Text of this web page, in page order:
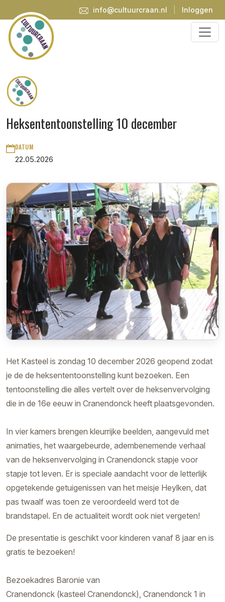
info@cultuurcraan.nl Inloggen
Heksententoonstelling 10 december
DATUM
22.05.2026
Het Kasteel is zondag 10 december 2026 geopend zodat
je de de heksententoonstelling kunt bezoeken. Een
tentoonstelling die alles vertelt over de heksenvervolging
die in de 16e eeuw in Cranendonck heeft plaatsgevonden.
In vier kamers brengen kleurrijke beelden, aangevuld met
animaties, het waargebeurde, adembenemende verhaal
van de heksenvervolging in Cranendonck stapje voor
stapje tot leven. Er is speciale aandacht voor de letterlijk
opgetekende getuigenissen van het meisje Heylken, dat
pas twaalf was toen ze veroordeeld werd tot de
brandstapel. En de actualiteit wordt ook niet vergeten!
De presentatie is geschikt voor kinderen vanaf 8 jaar en is
gratis te bezoeken!
Bezoekadres Baronie van
Cranendonck (kasteel Cranendonck), Cranendonck 1 in